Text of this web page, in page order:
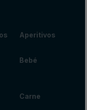
Aperitivos
Bebé
Carne